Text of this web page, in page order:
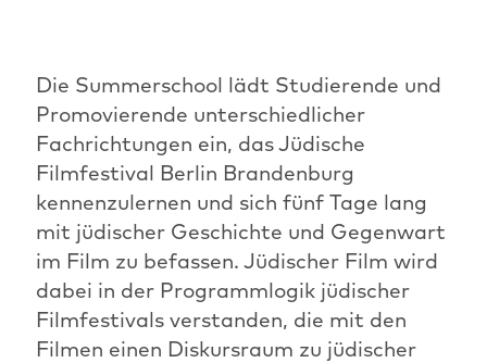
Die Summerschool lädt Studierende und
Promovierende unterschiedlicher
Fachrichtungen ein, das Jüdische
Filmfestival Berlin Brandenburg
kennenzulernen und sich fünf Tage lang
mit jüdischer Geschichte und Gegenwart
im Film zu befassen. Jüdischer Film wird
dabei in der Programmlogik jüdischer
Filmfestivals verstanden, die mit den
Filmen einen Diskursraum zu jüdischer